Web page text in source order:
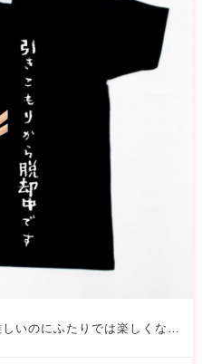
自分を「言語化」する独りでは難しいのにふたりでは楽しくなるそれが人間という事かもしれない